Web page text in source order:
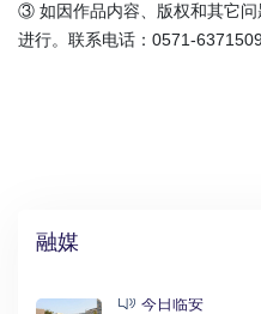
③ 如因作品内容、版权和其它
进行。联系电话：0571-
融媒
今日临安